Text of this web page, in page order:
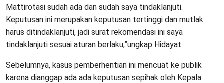
Mattirotasi sudah ada dan sudah saya tindaklanjuti.
Keputusan ini merupakan keputusan tertinggi dan mutlak
harus ditindaklanjuti, jadi surat rekomendasi ini saya
tindaklanjuti sesuai aturan berlaku,”ungkap Hidayat.
Sebelumnya, kasus pemberhentian ini mencuat ke publik
karena dianggap ada ada keputusan sepihak oleh Kepala